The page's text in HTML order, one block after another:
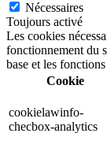
Nécessaires
Toujours activé
Les cookies
fonctionnement du
base et les
Cookie
cookielawinfo-
checbox-analytics